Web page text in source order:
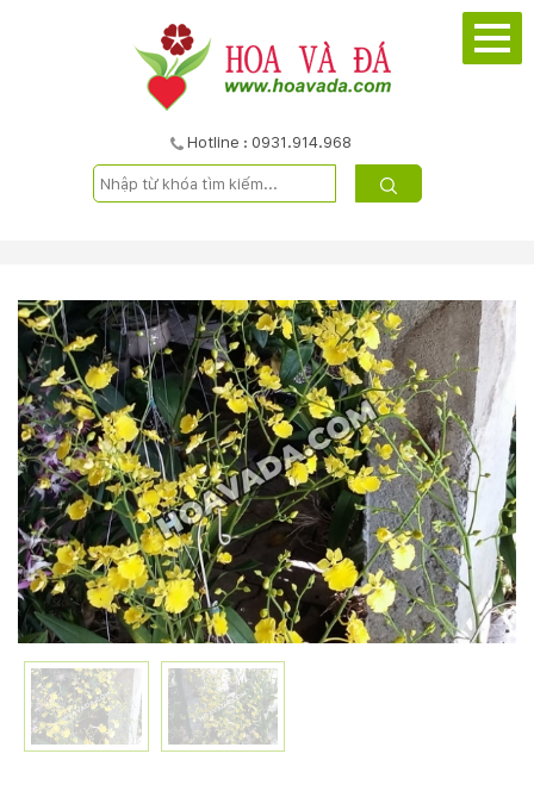
Hotline : 0931.914.968
SẢN
PHẨM
DỊCH
VỤ
KỸ
THUẬT
TRỒNG
CÂY